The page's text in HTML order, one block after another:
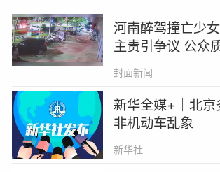
河南醉驾撞亡少
主责引争议 公众
｜热点即阅
封面新闻
新华全媒+｜北京
非机动车乱象
新华社